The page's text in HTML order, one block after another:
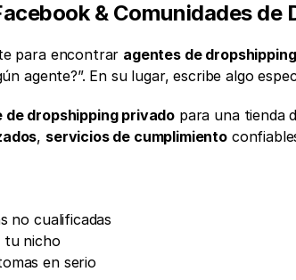
& Comunidades de
para encontrar agentes de
agente?”. En su lugar, escribe algo
de dropshipping privado
, servicios de cumplimiento
no cualificadas
tu nicho
en serio